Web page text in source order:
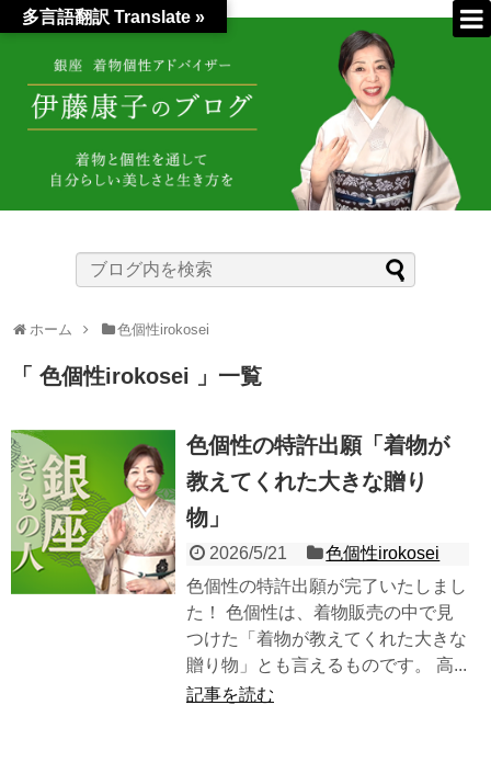
ホーム 色個性irokosei
色個性irokosei 一覧
色個性の特許出願「着物が
教えてくれた大きな贈り
物」
2026/5/21
色個性irokosei
色個性の特許出願が完了いたしまし
た！ 色個性は、着物販売の中で見
つけた「着物が教えてくれた大きな
贈り物」とも言えるものです。 高...
記事を読む
多言語翻訳 Translate »